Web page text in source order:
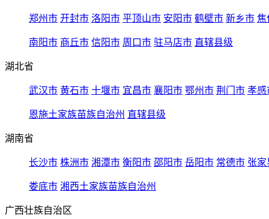
郑州市 开封市 洛阳市 平顶山市 安阳市 鹤壁市 新乡市 焦
南阳市 商丘市 信阳市 周口市 驻马店市 直辖县级
湖北省
武汉市 黄石市 十堰市 宜昌市 襄阳市 鄂州市 荆门市 孝感
恩施土家族苗族自治州 直辖县级
湖南省
长沙市 株洲市 湘潭市 衡阳市 邵阳市 岳阳市 常德市 张家
娄底市 湘西土家族苗族自治州
广西壮族自治区